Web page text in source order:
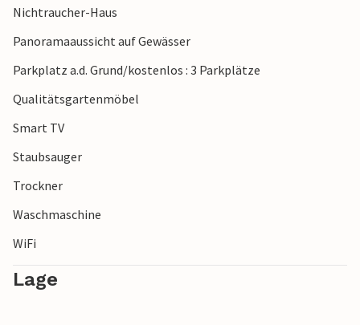
Dünenlandschaft und einer reichen Vogelwelt fasziniert.
Unternehmen Sie einen Tagesauflug in die charmante
gemütlichen Cafés und Restaurants einkehren können.
Nichtraucher-Haus
Panoramaaussicht auf Gewässer
Parkplatz a.d. Grund/kostenlos : 3 Parkplätze
Qualitätsgartenmöbel
Smart TV
Staubsauger
Trockner
Waschmaschine
WiFi
Lage